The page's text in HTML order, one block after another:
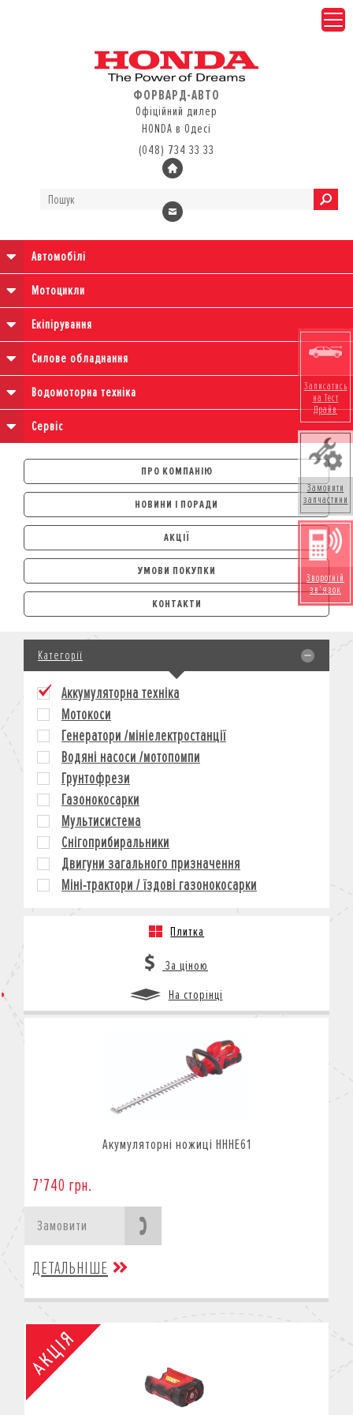
ФОРВАРД-АВТО
Офіційний дилер
HONDA в Одесі
(048) 734 33 33
Автомобілі
Мотоцикли
Екіпірування
Силове обладнання
Водомоторна техніка
Сервіс
ПРО КОМПАНІЮ
НОВИНИ І ПОРАДИ
АКЦІЇ
УМОВИ ПОКУПКИ
АВТОМОБІЛІ
ЛІЗИНГ
КРЕДИТ
СТРАХУВАННЯ
КОРПОРАТИВНИМ КЛІЄНТАМ
МОТОЦИКЛИ
КРЕДИТ
СТРАХУВАННЯ
КОРПОРАТИВНИМ КЛІЄНТАМ
КОНТАКТИ
Записатись
на Тест
Драйв
Замовити
запчастини
Зворотній
зв'язок
Категорії
Аккумуляторна техніка
Мотокоси
Генератори /мініелектростанції
Водяні насоси /мотопомпи
Грунтофрези
Газонокосарки
Мультисистема
Снігоприбиральники
Двигуни загального призначення
Міні-трактори / їздові газонокосарки
Плитка
За ціною
На сторінці
Акумуляторні ножиці HHHE61
7’740 грн.
Замовити
ДЕТАЛЬНІШЕ